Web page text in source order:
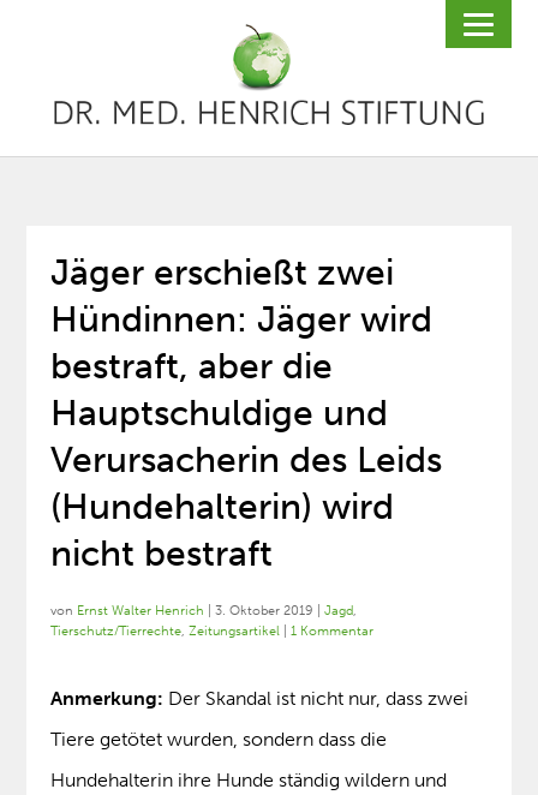
Jäger erschießt zwei
Hündinnen: Jäger wird
bestraft, aber die
Hauptschuldige und
Verursacherin des Leids
(Hundehalterin) wird
nicht bestraft
von Ernst Walter Henrich |3. Oktober 2019 |Jagd,
Tierschutz/Tierrechte,Zeitungsartikel |1 Kommentar
Anmerkung: Der Skandal ist nicht nur, dass zwei
Tiere getötet wurden, sondern dass die
Hundehalterin ihre Hunde ständig wildern und